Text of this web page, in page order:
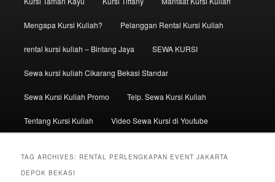
Mengapa Kursi Kuliah? Pelanggan Rental Kursi Kuliah
rental kursi kuliah – Bintang Jaya SEWA KURSI
Sewa kursi kuliah Cikarang Bekasi Standar
Sewa Kursi Kuliah Promo Telp. Sewa Kursi Kuliah
Tentang Kursi Kuliah Video Sewa Kursi di Youtube
TAG ARCHIVES: RENTAL PERLENGKAPAN EVENT JAKARTA
DEPOK BEKASI